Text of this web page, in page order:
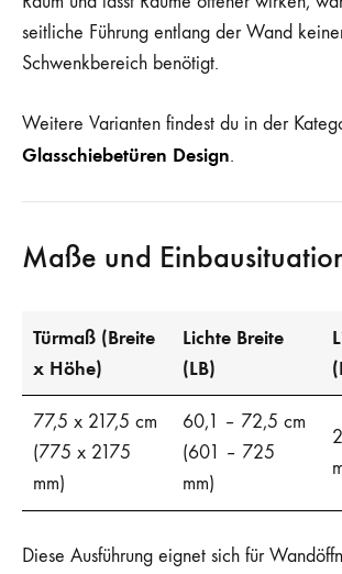
seitliche Führung entlang der Wand
Schwenkbereich benötigt.
Weitere Varianten findest du in der
Glasschiebetüren Design.
Maße und
Türmaß (Breite
x Höhe)
Lichte Breite
(LB)
77,5 x 217,5 cm
(775 x 2175
mm)
60,1 – 72,5 cm
(601 – 725
mm)
Diese Ausführung eignet sich für